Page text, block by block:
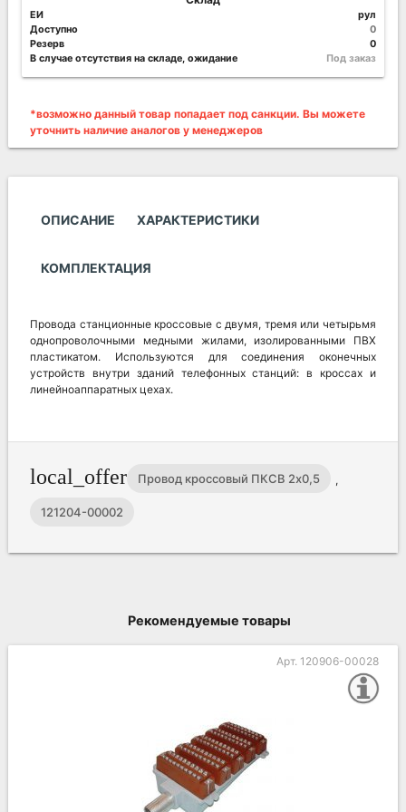
ЕИ
рул
Доступно
0
Резерв
0
В случае отсутствия на складе, ожидание
Под заказ
*возможно данный товар попадает под санкции. Вы можете
уточнить наличие аналогов у менеджеров
ОПИСАНИЕ ХАРАКТЕРИСТИКИ
КОМПЛЕКТАЦИЯ
Провода станционные кроссовые с двумя, тремя или четырьмя
однопроволочными медными жилами, изолированными ПВХ
пластикатом. Используются для соединения оконечных
устройств внутри зданий телефонных станций: в кроссах и
линейноаппаратных цехах.
local_offer Провод кроссовый ПКСВ 2х0,5 ,
121204-00002
Рекомендуемые товары
Арт. 120906-00028